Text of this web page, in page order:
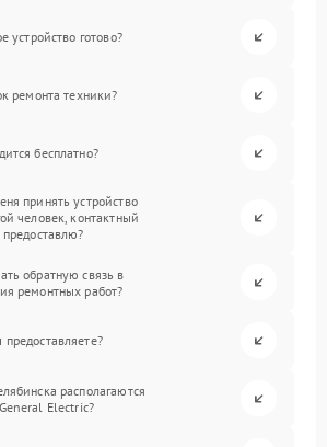
устройство готово?
ремонта техники?
бесплатно?
принять устройство
человек, контактный
обратную связь в
ремонтных работ?
располагаются
Electric?